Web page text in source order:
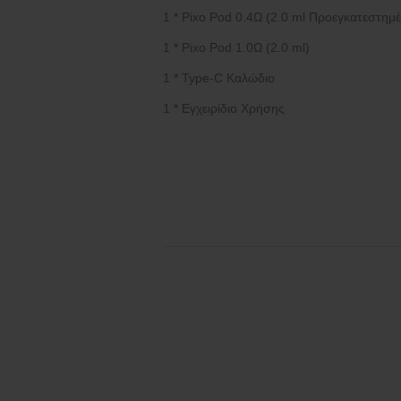
1 * Pixo Pod 0.4Ω (2.0 ml
1 * Pixo Pod 1.0Ω (2.0 ml)
1 * Type-C Καλώδιο
1 * Εγχειρίδιο Χρήσης